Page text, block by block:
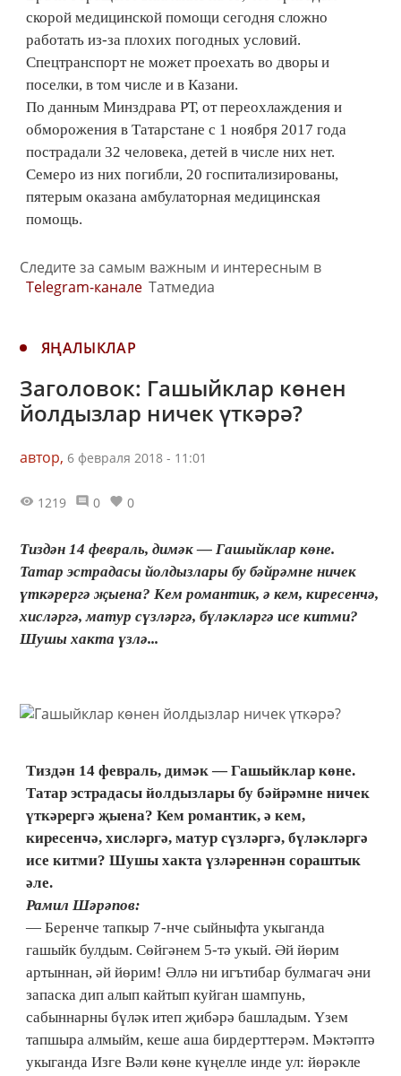
скорой медицинской помощи сегодня сложно
работать из-за плохих погодных условий.
Спецтранспорт не может проехать во дворы и
поселки, в том числе и в Казани.
По данным Минздрава РТ, от переохлаждения и
обморожения в Татарстане с 1 ноября 2017 года
пострадали 32 человека, детей в числе них нет.
Семеро из них погибли, 20 госпитализированы,
пятерым оказана амбулаторная медицинская
помощь.
Следите за самым важным и интересным в
Telegram-канале Татмедиа
ЯҢАЛЫКЛАР
Заголовок: Гашыйклар көнен
йолдызлар ничек үткәрә?
автор, 6 февраля 2018 - 11:01
1219 0 0
Тиздән 14 февраль, димәк — Гашыйклар көне.
Татар эстрадасы йолдызлары бу бәйрәмне ничек
үткәрергә җыена? Кем романтик, ә кем, киресенчә,
хисләргә, матур сүзләргә, бүләкләргә исе китми?
Шушы хакта үзлә...
Тиздән 14 февраль, димәк — Гашыйклар көне.
Татар эстрадасы йолдызлары бу бәйрәмне ничек
үткәрергә җыена? Кем романтик, ә кем,
киресенчә, хисләргә, матур сүзләргә, бүләкләргә
исе китми? Шушы хакта үзләреннән сораштык
әле.
Рамил Шәрәпов:
— Беренче тапкыр 7-нче сыйныфта укыганда
гашыйк булдым. Сөйгәнем 5-тә укый. Әй йөрим
артыннан, әй йөрим! Әллә ни игътибар булмагач әни
запаска дип алып кайтып куйган шампунь,
сабыннарны бүләк итеп җибәрә башладым. Үзем
тапшыра алмыйм, кеше аша бирдерттерәм. Мәктәптә
укыганда Изге Вәли көне күңелле инде ул: йөрәкле